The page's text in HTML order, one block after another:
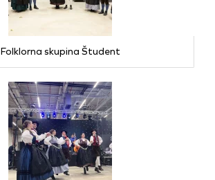
Folklorna skupina Študent